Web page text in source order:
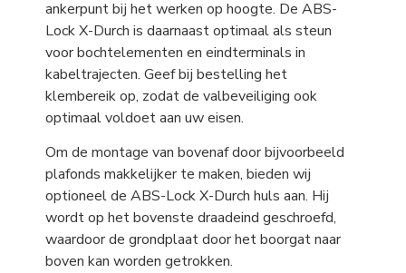
ankerpunt bij het werken op hoogte. De ABS-
Lock X-Durch is daarnaast optimaal als steun
voor bochtelementen en eindterminals in
kabeltrajecten. Geef bij bestelling het
klembereik op, zodat de valbeveiliging ook
optimaal voldoet aan uw eisen.
Om de montage van bovenaf door bijvoorbeeld
plafonds makkelijker te maken, bieden wij
optioneel de ABS-Lock X-Durch huls aan. Hij
wordt op het bovenste draadeind geschroefd,
waardoor de grondplaat door het boorgat naar
boven kan worden getrokken.